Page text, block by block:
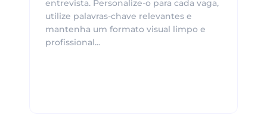
entrevista. Personalize-o para cada vaga,
utilize palavras-chave relevantes e
mantenha um formato visual limpo e
profissional...